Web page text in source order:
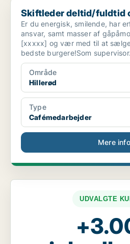
Skiftleder deltid/fuldtid over 18
Skiftleder deltid/fuldtid
Er du energisk, smilende, har
ansvar, samt masser af
[xxxxx] og vær med til at
bedste burgere!Som
Område
Hillerød
Type
Cafémedarbejder
Mere info
UDVALGTE